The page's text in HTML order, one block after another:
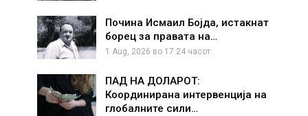
Почина Исмаил Бојда, истакнат
борец за правата на…
1 Aug, 2026 во 17:24 часот.
ПАД НА ДОЛАРОТ:
Координирана интервенција на
глобалните сили…